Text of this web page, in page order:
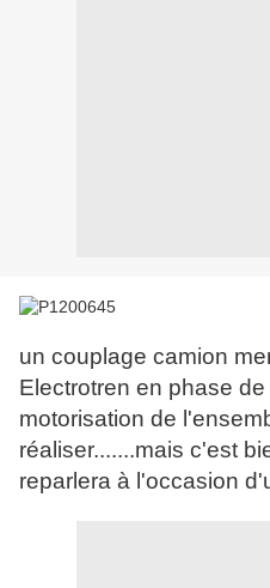
un couplage camion
Electrotren en phase
motorisation de
réaliser.......mais c'est
reparlera à l'occasion